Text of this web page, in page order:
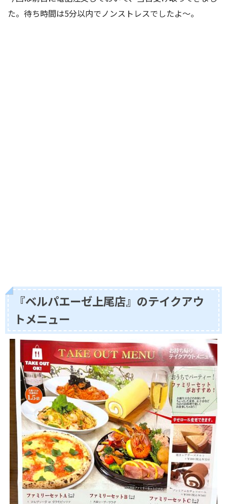
た。待ち時間は5分以内でノンストレスでしたよ〜。
『ベルパエーゼ上尾店』のテイクアウ
トメニュー